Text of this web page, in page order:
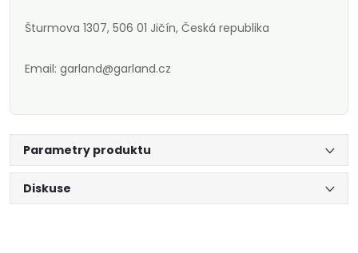
Šturmova 1307, 506 01 Jičín, Česká republika
Email: garland@garland.cz
Parametry produktu
Diskuse